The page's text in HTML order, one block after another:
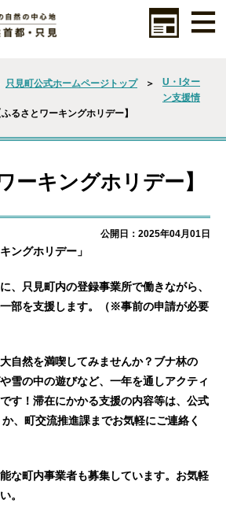
只見町公式ホームページトップ ＞
U・Iター
ン支援情
ふるさとワーキングホリデー】
ーキングホリデー】
公開日：2025年04月01日
ングホリデー」
、只見町内の登録事業所で働きながら、
部を支援します。（※事前の申請が必要
自然を満喫してみませんか？ブナ林の
雪の中の遊びなど、一年を通しアクティ
す！滞在にかかる支援の内容等は、公式
、町交流推進課までお気軽にご連絡く
な町内事業者も募集しています。お気軽
。